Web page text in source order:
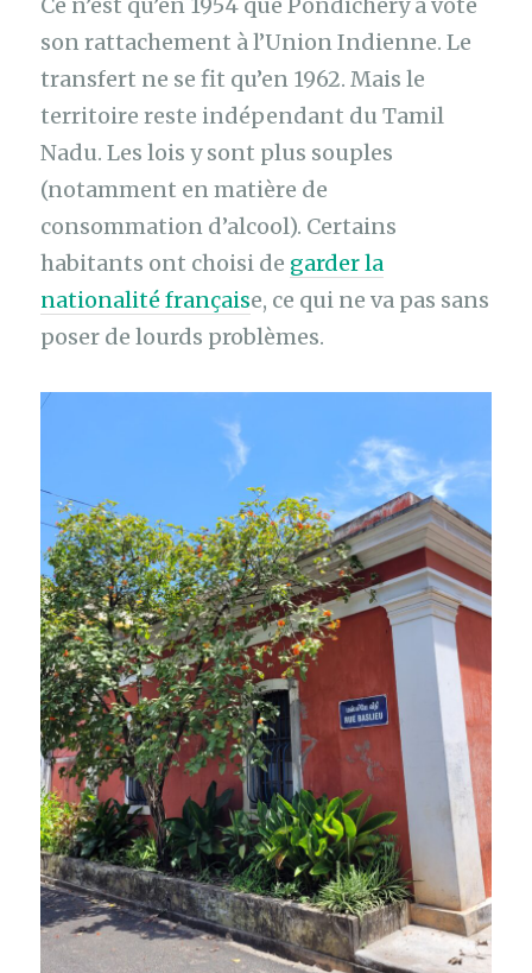
son rattachement à l’Union Indienne. Le
transfert ne se fit qu’en 1962. Mais le
territoire reste indépendant du Tamil
Nadu. Les lois y sont plus souples
(notamment en matière de
consommation d’alcool). Certains
habitants ont choisi de garder la
nationalité française, ce qui ne va pas sans
poser de lourds problèmes.